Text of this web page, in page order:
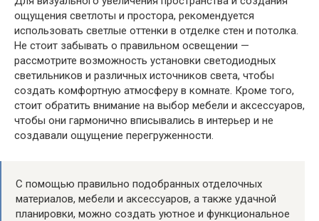
ощущения светлоты и простора, рекомендуется
использовать светлые оттенки в отделке стен и потолка.
Не стоит забывать о правильном освещении —
рассмотрите возможность установки светодиодных
светильников и различных источников света, чтобы
создать комфортную атмосферу в комнате. Кроме того,
стоит обратить внимание на выбор мебели и аксессуаров,
чтобы они гармонично вписывались в интерьер и не
создавали ощущение перегруженности.
С помощью правильно подобранных отделочных
материалов, мебели и аксессуаров, а также удачной
планировки, можно создать уютное и функциональное